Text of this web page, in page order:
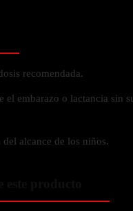
recomendada.
el embarazo o lactancia sin
del alcance de los niños.